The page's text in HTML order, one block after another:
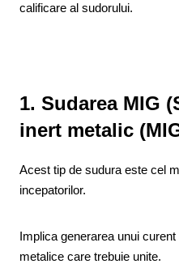
calificare al sudorului.
1. Sudarea MIG
inert metalic
Acest tip de sudura este cel
incepatorilor.
Implica generarea unui
metalice care trebuie unite.